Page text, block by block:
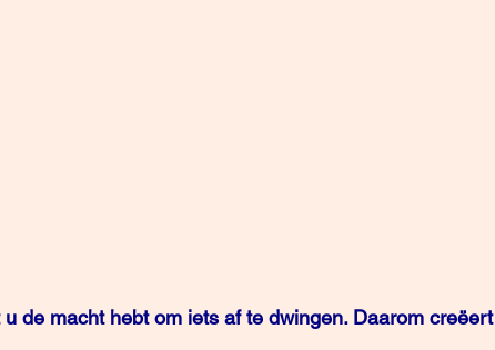
de macht hebt om iets af te dwingen. Daarom creëert